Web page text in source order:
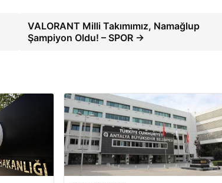
VALORANT Milli Takımımız, Namağlup
Şampiyon Oldu! – SPOR →